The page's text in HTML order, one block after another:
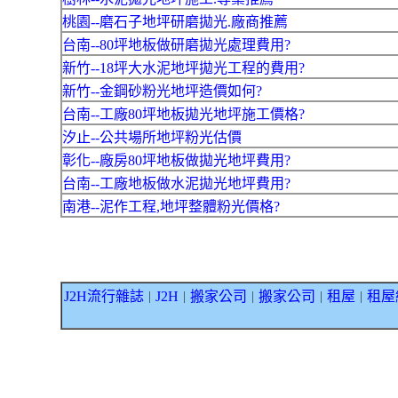
桃園--磨石子地坪研磨拋光.廠商推薦
台南--80坪地板做研磨拋光處理費用?
新竹--18坪大水泥地坪拋光工程的費用?
新竹--金鋼砂粉光地坪造價如何?
台南--工廠80坪地板拋光地坪施工價格?
汐止--公共場所地坪粉光估價
彰化--廠房80坪地板做拋光地坪費用?
台南--工廠地板做水泥拋光地坪費用?
南港--泥作工程,地坪整體粉光價格?
J2H流行雜誌｜ J2H 搬家公司 搬家公司 租屋 租屋